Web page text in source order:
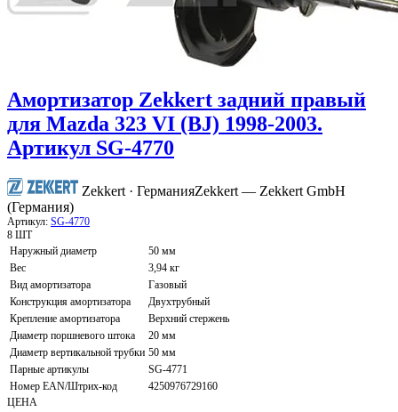
Амортизатор Zekkert задний правый
для Mazda 323 VI (BJ) 1998-2003.
Артикул SG-4770
Zekkert · ГерманияZekkert — Zekkert GmbH
(Германия)
Артикул: SG-4770
8 ШТ
Наружный диаметр
50 мм
Вес
3,94 кг
Вид амортизатора
Газовый
Конструкция амортизатора
Двухтрубный
Крепление амортизатора
Верхний стержень
Диаметр поршневого штока
20 мм
Диаметр вертикальной трубки 50 мм
Парные артикулы
SG-4771
Номер EAN/Штрих-код
4250976729160
ЦЕНА